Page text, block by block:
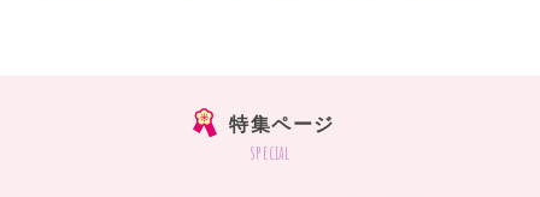
特集ページ
special